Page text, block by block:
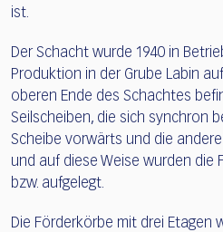
ist.
Der Schacht wurde 1940 in
Produktion in der Grube Labin
oberen Ende des Schachtes
Seilscheiben, die sich synchron
Scheibe vorwärts und die
und auf diese Weise wurden die
bzw. aufgelegt.
Die Förderkörbe mit drei Etagen